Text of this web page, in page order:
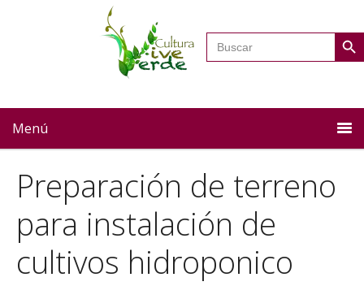
Buscar: Botón
Menú
Preparación de terreno
para instalación de
cultivos hidroponico